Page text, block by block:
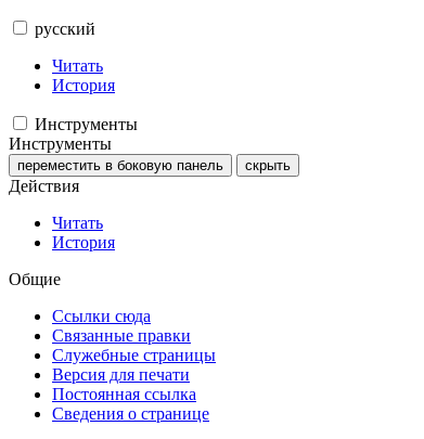
русский
Читать
История
Инструменты
Инструменты
переместить в боковую панель скрыть
Действия
Читать
История
Общие
Ссылки сюда
Связанные правки
Служебные страницы
Версия для печати
Постоянная ссылка
Сведения о странице